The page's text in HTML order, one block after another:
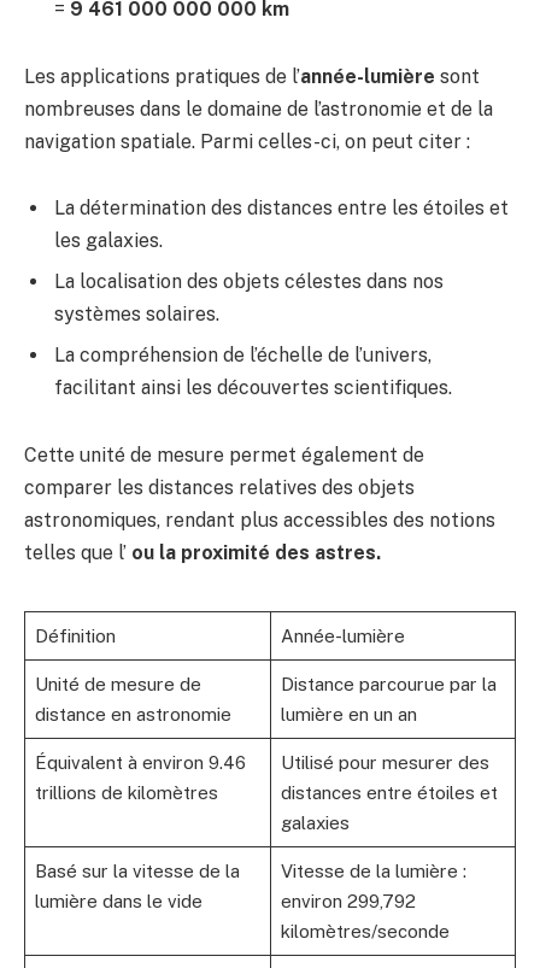
= 9 461 000 000 000 km
Les applications pratiques de l’année-lumière sont
nombreuses dans le domaine de l’astronomie et de la
navigation spatiale. Parmi celles-ci, on peut citer :
La détermination des distances entre les étoiles et
les galaxies.
La localisation des objets célestes dans nos
systèmes solaires.
La compréhension de l’échelle de l’univers,
facilitant ainsi les découvertes scientifiques.
Cette unité de mesure permet également de
comparer les distances relatives des objets
astronomiques, rendant plus accessibles des notions
telles que l’ ou la proximité des astres.
Définition Année-lumière
Unité de mesure de
distance en astronomie
Distance parcourue par la
lumière en un an
Équivalent à environ 9.46
trillions de kilomètres
Utilisé pour mesurer des
distances entre étoiles et
galaxies
Basé sur la vitesse de la
lumière dans le vide
Vitesse de la lumière :
environ 299,792
kilomètres/seconde